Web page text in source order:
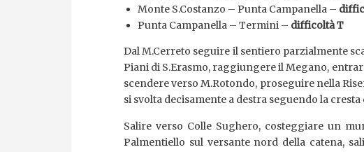
Monte S.Costanzo – Punta Campanella –
Punta Campanella – Termini – difficoltà T
Dal M.Cerreto seguire il sentiero parzialmente
Piani di S.Erasmo, raggiungere il Megano,
scendere verso M.Rotondo, proseguire nella
si svolta decisamente a destra seguendo la cresta
Salire verso Colle Sughero, costeggiare un
Palmentiello sul versante nord della catena,